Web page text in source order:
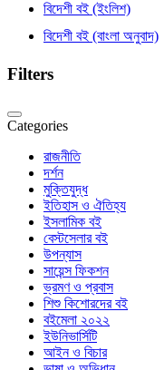
বিদেশী বই (ইংলিশ)
বিদেশী বই (বাংলা অনুবাদ)
Filters
Categories
রাজনীতি
দর্শন
মুক্তিযুদ্ধ
ইতিহাস ও ঐতিহ্য
ইসলামিক বই
বেস্টসেলার বই
উপন্যাস
সায়েন্স ফিকশন
ভ্রমণ ও প্রবাস
শিশু কিশোরদের বই
বইমেলা ২০২২
ইউনিভার্সিটি
আইন ও বিচার